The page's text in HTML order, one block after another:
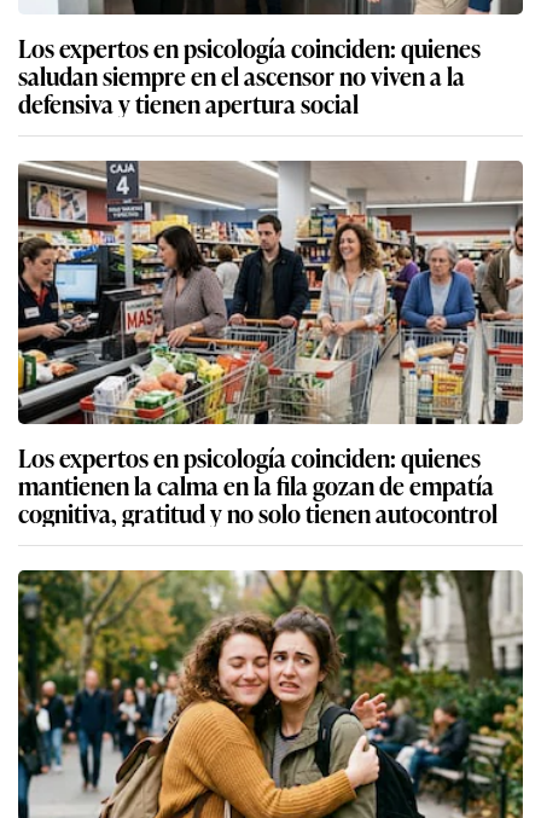
Los expertos en psicología coinciden: quienes
saludan siempre en el ascensor no viven a la
defensiva y tienen apertura social
Los expertos en psicología coinciden: quienes
mantienen la calma en la fila gozan de empatía
cognitiva, gratitud y no solo tienen autocontrol